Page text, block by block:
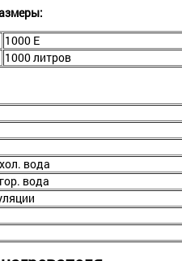
1000 E
1000 литров
вода
вода